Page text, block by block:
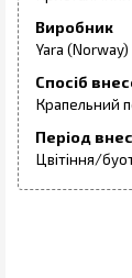
Виробник
Yara (Norway)
Спосіб
Крапельний
Період
Цвітіння/